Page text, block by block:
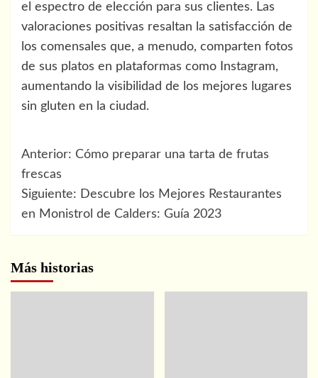
el espectro de elección para sus clientes. Las
valoraciones positivas resaltan la satisfacción de
los comensales que, a menudo, comparten fotos
de sus platos en plataformas como Instagram,
aumentando la visibilidad de los mejores lugares
sin gluten en la ciudad.
Navegación
de
entradas
Anterior: Cómo preparar una tarta de frutas
frescas
Siguiente: Descubre los Mejores Restaurantes
en Monistrol de Calders: Guía 2023
Más historias